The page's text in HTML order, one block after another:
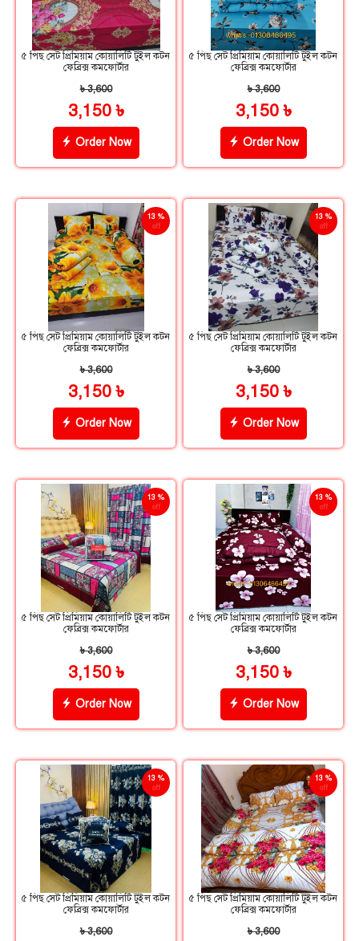
৫ পিছ সেট প্রিমিয়াম কোয়ালিটি টুইল কটন
ফেব্রিক্স কমফোর্টার
৳ 3,600
3,150 ৳
Order Now
৫ পিছ সেট প্রিমিয়াম কোয়ালিটি টুইল কটন
ফেব্রিক্স কমফোর্টার
৳ 3,600
3,150 ৳
Order Now
13 %
off
৫ পিছ সেট প্রিমিয়াম কোয়ালিটি টুইল কটন
ফেব্রিক্স কমফোর্টার
৳ 3,600
3,150 ৳
Order Now
13 %
off
৫ পিছ সেট প্রিমিয়াম কোয়ালিটি টুইল কটন
ফেব্রিক্স কমফোর্টার
৳ 3,600
3,150 ৳
Order Now
13 %
off
৫ পিছ সেট প্রিমিয়াম কোয়ালিটি টুইল কটন
ফেব্রিক্স কমফোর্টার
৳ 3,600
3,150 ৳
Order Now
13 %
off
৫ পিছ সেট প্রিমিয়াম কোয়ালিটি টুইল কটন
ফেব্রিক্স কমফোর্টার
৳ 3,600
3,150 ৳
Order Now
13 %
off
৫ পিছ সেট প্রিমিয়াম কোয়ালিটি টুইল কটন
ফেব্রিক্স কমফোর্টার
৳ 3,600
13 %
off
৫ পিছ সেট প্রিমিয়াম কোয়ালিটি টুইল কটন
ফেব্রিক্স কমফোর্টার
৳ 3,600